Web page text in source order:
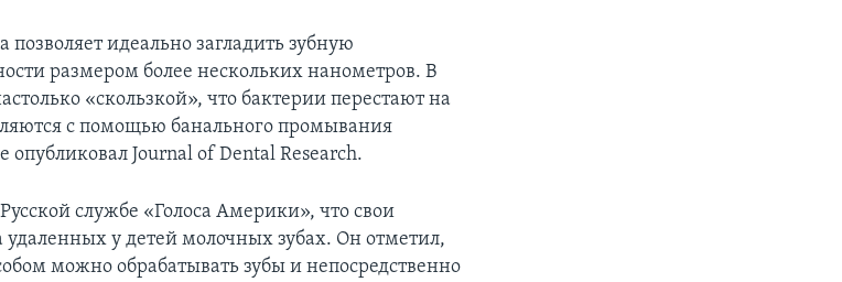
позволяет идеально загладить зубную
размером более нескольких нанометров. В
«скользкой», что бактерии перестают на
с помощью банального промывания
Journal of Dental Research.
службе «Голоса Америки», что свои
у детей молочных зубах. Он отметил,
можно обрабатывать зубы и непосредственно